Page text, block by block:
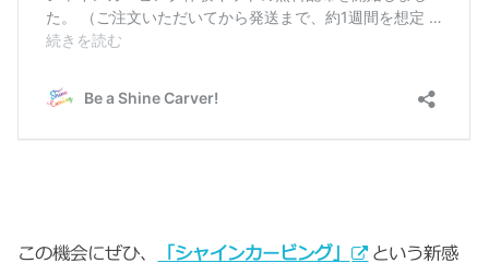
この機会にぜひ、 「シャインカービング」 という新感